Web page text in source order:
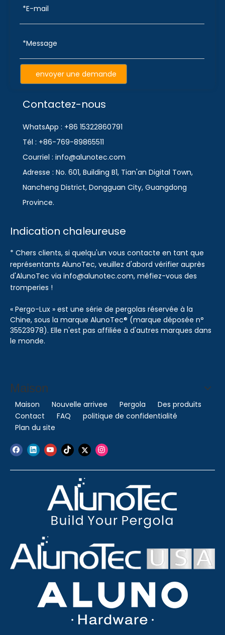
envoyer une demande
Contactez-nous
WhatsApp : +86 15322860791
Tél : +86-769-89865511
Courriel : info@alunotec.com
Adresse : No. 601, Building B1, Tian'an Digital Town,
Nancheng District, Dongguan City, Guangdong
Province.
Indication chaleureuse
* Chers clients, si quelqu'un vous contacte en tant que
représentants AlunoTec, veuillez d'abord vérifier auprès
d'AlunoTec via info@alunotec.com, méfiez-vous des
tromperies !
« Pergo-Lux » est une série de pergolas réservée à la
Chine, sous la marque AlunoTec® (marque déposée n°
35523978). Elle n'est pas affiliée à d'autres marques dans
le monde.
Maison
Maison Nouvelle arrivee Pergola
Des produits
Contact
FAQ
politique de confidentialité
Plan du site